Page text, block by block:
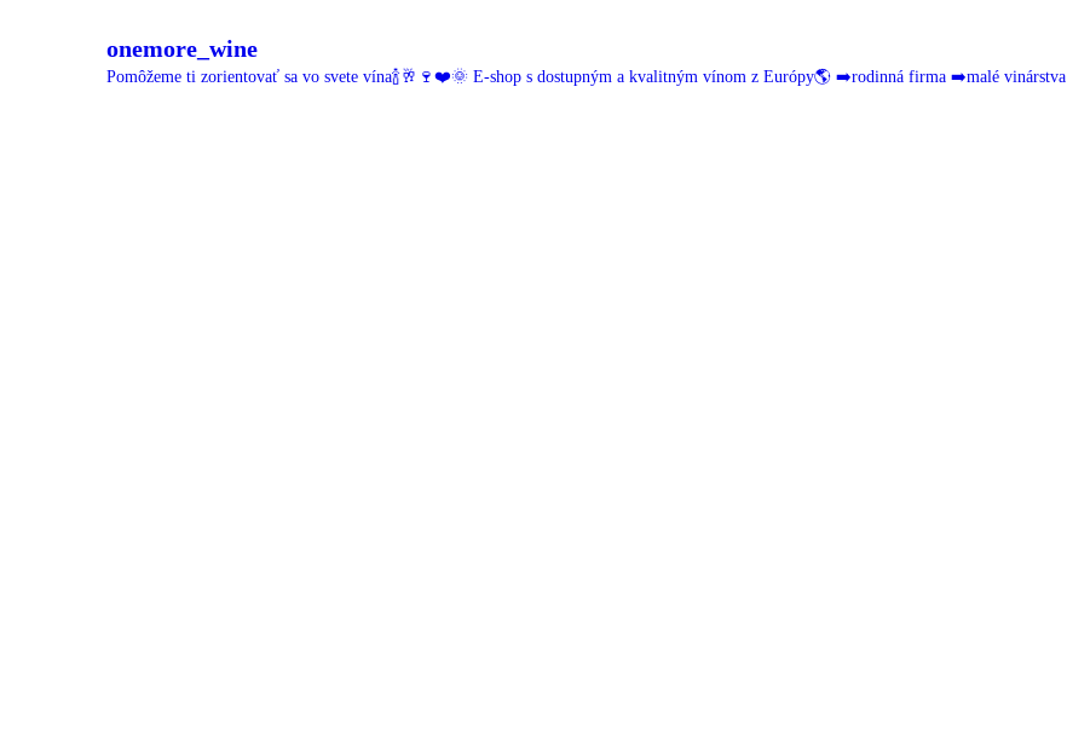
onemore_wine
Pomôžeme ti zorientovať sa vo svete vína🍾🥂🍷❤️🌞 E-shop s dostupným a kvalitným vínom z Európy🌎 ➡️rodinná firma ➡️malé vinárstva